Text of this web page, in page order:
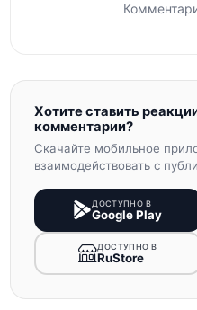
Хотите ставить
комментарии?
Скачайте мобильное
взаимодействовать с
ДОСТУПНО В
Google Play
ДОСТУПНО В
RuStore